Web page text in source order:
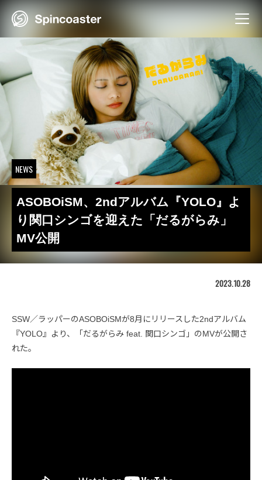
Skip
NEWS
ASOBOiSM、2ndアルバム『YOLO』よ
り関口シンゴを迎えた「だるがらみ」
MV公開
2023.10.28
SSW／ラッパーのASOBOiSMが8月にリリースした2ndアルバム
『YOLO』より、「だるがらみ feat. 関口シンゴ」のMVが公開さ
れた。